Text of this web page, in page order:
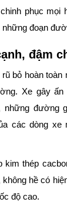
phục mọi
những đoạn
đậm
bỏ hoàn
Xe gây
những đường
các dòng xe
kim thép
hề có
độ cao.